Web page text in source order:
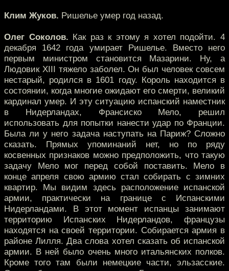
Клим Жуков. Ришелье умер год назад.
Олег Соколов. Как раз к этому я хотел подойти. 4
декабря 1642 года умирает Ришелье. Вместо него
первым министром становится Мазарини. Ну, а
Людовик XIII тяжело заболел. Он был человек совсем
нестарый, родился в 1601 году. Король находится в
состоянии, когда многие ожидают его смерти, великий
кардинал умер. И эту ситуацию испанский наместник
в Нидерландах, Франсиско Мело, решил
использовать для попытки нанести удар по Франции.
Была ли у него задача наступать на Париж? Сложно
сказать. Прямых упоминаний нет, но по ряду
косвенных признаков можно предположить, что такую
задачу Мело мог перед собой поставить. Мело в
конце апреля свою армию стал собирать с зимних
квартир. Мы видим здесь расположение испанской
армии, практически на границе с Испанскими
Нидерландами. В этот момент испанцы занимают
территорию Испанских Нидерландов, французы
находятся на своей территории. Собирается армия в
районе Лилля. Два слова хотел сказать об испанской
армии. В ней было очень много итальянских полков.
Кроме того там были немецкие части, эльзасские.